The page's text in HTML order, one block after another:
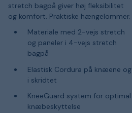
stretch bagpå giver høj fleksibilitet
og komfort. Praktiske hængelommer.
Materiale med 2-vejs stretch
og paneler i 4-vejs stretch
bagpå
Elastisk Cordura på knæene og
i skridtet
KneeGuard system for optimal
knæbeskyttelse